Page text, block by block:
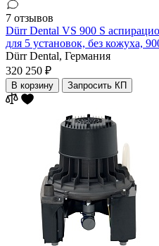
7 отзывов
Dürr Dental VS 900 S
для 5 установок, без кожуха,
Dürr Dental, Германия
320 250 ₽
В корзину Запросить КП